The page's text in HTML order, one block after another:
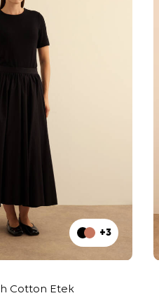
+3
Cotton Etek